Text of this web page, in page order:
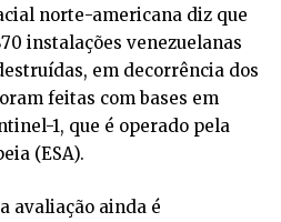
norte-americana diz que
instalações venezuelanas
em decorrência dos
feitas com bases em
1, que é operado pela
(ESA).
avaliação ainda é